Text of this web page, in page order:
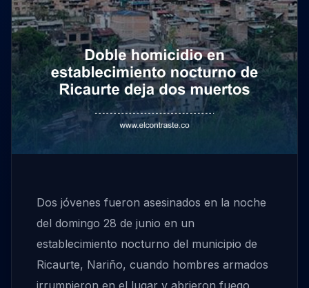
Dos jóvenes fueron asesinados en la noche
del domingo 28 de junio en un
establecimiento nocturno del municipio de
Ricaurte, Nariño, cuando hombres armados